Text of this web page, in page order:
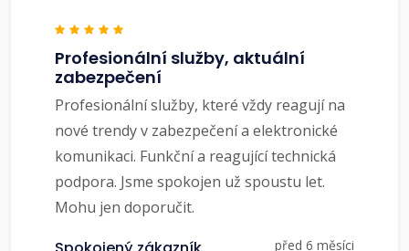
Profesionální služby, aktuální
zabezpečení
Profesionální služby, které vždy reagují na
nové trendy v zabezpečení a elektronické
komunikaci. Funkční a reagující technická
podpora. Jsme spokojen už spoustu let.
Mohu jen doporučit.
před 6 měsíci